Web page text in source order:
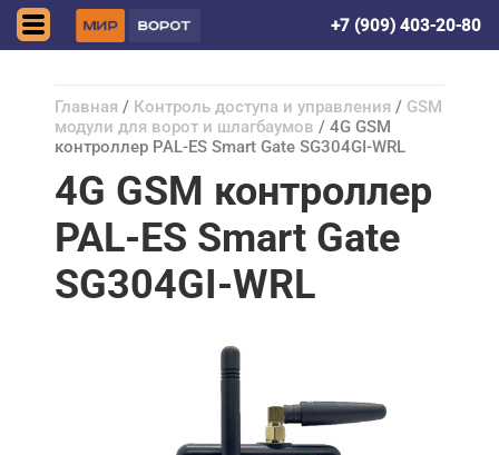
+7 (909) 403-20-80
Главная / Контроль доступа и управления / GSM
модули для ворот и шлагбаумов / 4G GSM
контроллер PAL-ES Smart Gate SG304GI-WRL
4G GSM контроллер
PAL-ES Smart Gate
SG304GI-WRL